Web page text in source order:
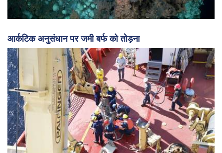
आर्कटिक अनुसंधान पर जमी बर्फ को तोड़ना